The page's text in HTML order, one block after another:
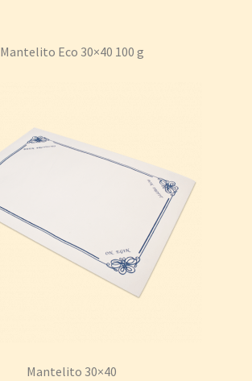
Mantelito Eco 30×40 100 g
Mantelito 30×40